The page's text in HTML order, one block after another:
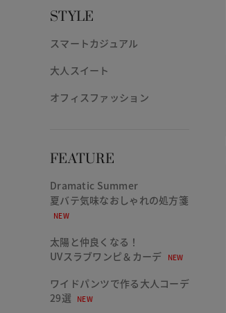
STYLE
スマートカジュアル
大人スイート
オフィスファッション
FEATURE
Dramatic Summer
夏バテ気味なおしゃれの処方箋
NEW
太陽と仲良くなる！
UVスラブワンピ＆カーデ
NEW
ワイドパンツで作る大人コーデ
29選
NEW